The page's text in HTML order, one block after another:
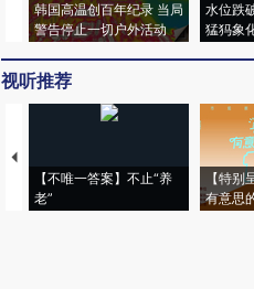
韩国高温创百年纪录 当局
警告停止一切户外活动
水位跌
猛犸象
视听推荐
【不唯一答案】不止“养
老”
【特
有意思